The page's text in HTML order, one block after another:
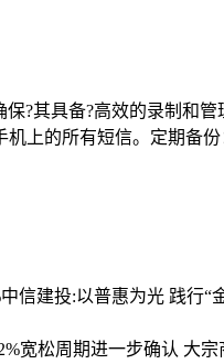
?其具备?高效的录制
上的所有短信。定期备
中信建投:以普惠为光 践行“
宽松周期进一步确认 大